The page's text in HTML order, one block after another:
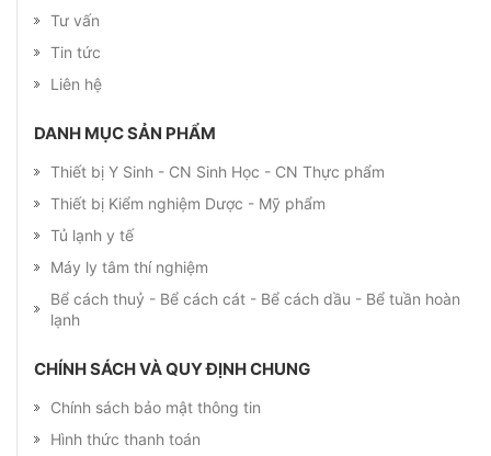
Tư vấn
Tin tức
Liên hệ
DANH MỤC SẢN PHẨM
Thiết bị Y Sinh - CN Sinh Học - CN Thực phẩm
Thiết bị Kiểm nghiệm Dược - Mỹ phẩm
Tủ lạnh y tế
Máy ly tâm thí nghiệm
Bể cách thuỷ - Bể cách cát - Bể cách dầu - Bể tuần hoàn
lạnh
CHÍNH SÁCH VÀ QUY ĐỊNH CHUNG
Chính sách bảo mật thông tin
Hình thức thanh toán